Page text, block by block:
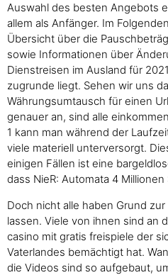
Auswahl des besten Angebots
allem als Anfänger. Im
Übersicht über die
sowie Informationen über
Dienstreisen im Ausland für
zugrunde liegt. Sehen wir uns
Währungsumtausch für einen
genauer an, sind alle
1 kann man während der
viele materiell unterversorgt.
einigen Fällen ist eine
dass NieR: Automata 4
Doch nicht alle haben Grund
lassen. Viele von ihnen sind an
casino mit gratis freispiele der
Vaterlandes bemächtigt hat.
die Videos sind so aufgebaut,